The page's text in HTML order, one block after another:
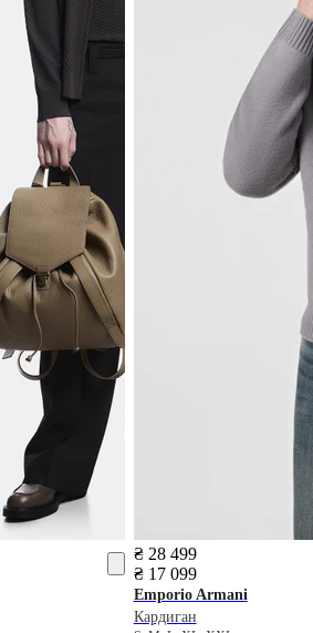
₴ 28 499
₴ 17 099
Emporio Armani
Кардиган